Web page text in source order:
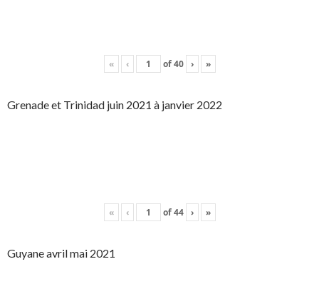
« ‹ of40 › »
Grenade et Trinidad juin 2021 à janvier 2022
« ‹ of44 › »
Guyane avril mai 2021